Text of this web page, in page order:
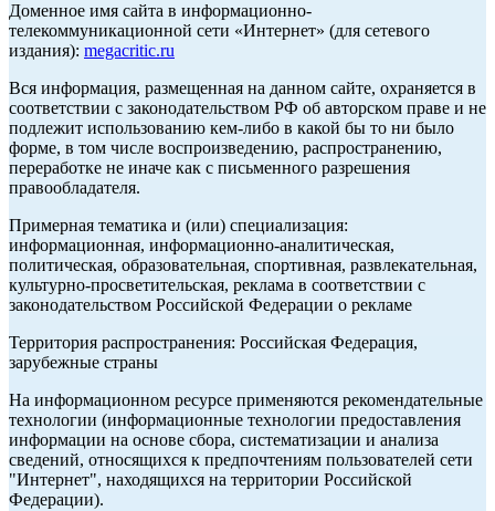
Доменное имя сайта в информационно-
телекоммуникационной сети «Интернет» (для сетевого
издания): megacritic.ru
Вся информация, размещенная на данном сайте, охраняется в
соответствии с законодательством РФ об авторском праве и не
подлежит использованию кем-либо в какой бы то ни было
форме, в том числе воспроизведению, распространению,
переработке не иначе как с письменного разрешения
правообладателя.
Примерная тематика и (или) специализация:
информационная, информационно-аналитическая,
политическая, образовательная, спортивная, развлекательная,
культурно-просветительская, реклама в соответствии с
законодательством Российской Федерации о рекламе
Территория распространения: Российская Федерация,
зарубежные страны
На информационном ресурсе применяются рекомендательные
технологии (информационные технологии предоставления
информации на основе сбора, систематизации и анализа
сведений, относящихся к предпочтениям пользователей сети
"Интернет", находящихся на территории Российской
Федерации).